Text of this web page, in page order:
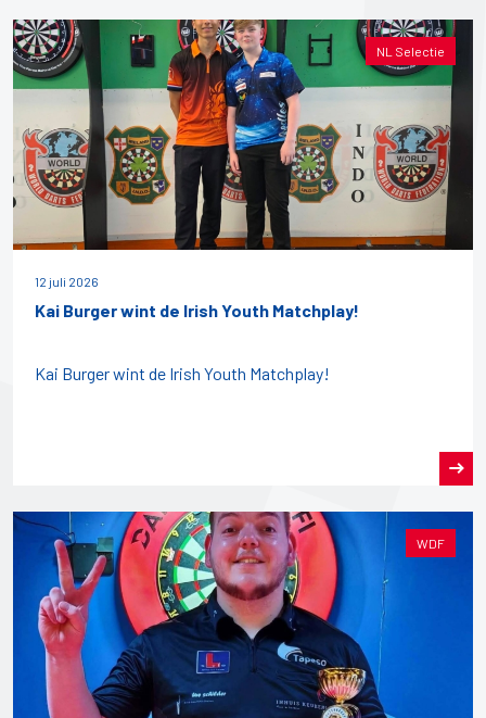
NL Selectie
12 juli 2026
Kai Burger wint de Irish Youth Matchplay!
Kai Burger wint de Irish Youth Matchplay!
WDF